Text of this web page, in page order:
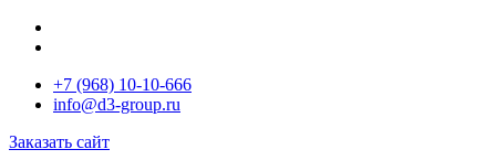
+7 (968) 10-10-666
info@d3-group.ru
Заказать сайт